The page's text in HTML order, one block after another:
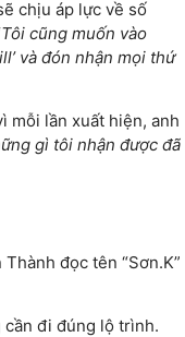
chịu áp lực về số
Tôi cũng muốn vào
và đón nhận mọi thứ
mỗi lần xuất hiện, anh
gì tôi nhận được đã
đọc tên “Sơn.K”
cần đi đúng lộ trình.